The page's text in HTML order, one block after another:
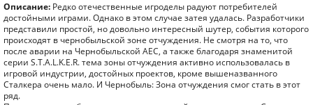
Описание: Редко отечественные игроделы радуют потребителей
достойными играми. Однако в этом случае затея удалась. Разработчики
представили простой, но довольно интересный шутер, события которого
происходят в чернобыльской зоне отчуждения. Не смотря на то, что
после аварии на Чернобыльской АЕС, а также благодаря знаменитой
серии S.T.A.L.K.E.R. тема зоны отчуждения активно использовалась в
игровой индустрии, достойных проектов, кроме вышеназванного
Сталкера очень мало. И Чернобыль: Зона отчуждения смог стать в этот
ряд.